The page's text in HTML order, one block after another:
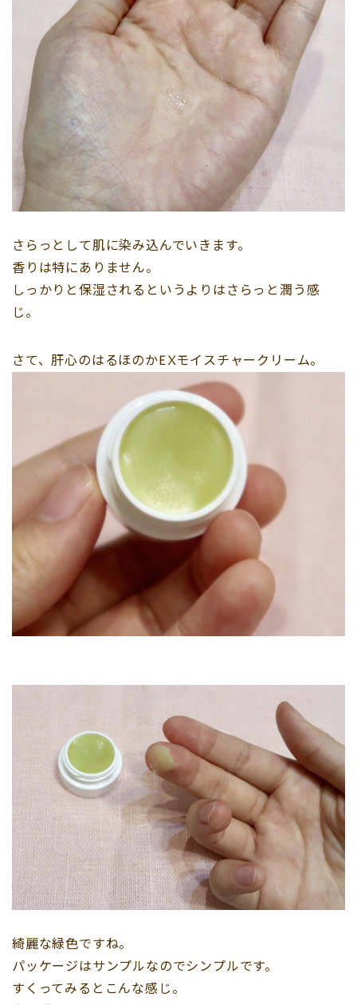
さらっとして肌に染み込んでいきます。
香りは特にありません。
しっかりと保湿されるというよりはさらっと潤う感
じ。
さて、肝心のはるほのかEXモイスチャークリーム。
綺麗な緑色ですね。
パッケージはサンプルなのでシンプルです。
すくってみるとこんな感じ。